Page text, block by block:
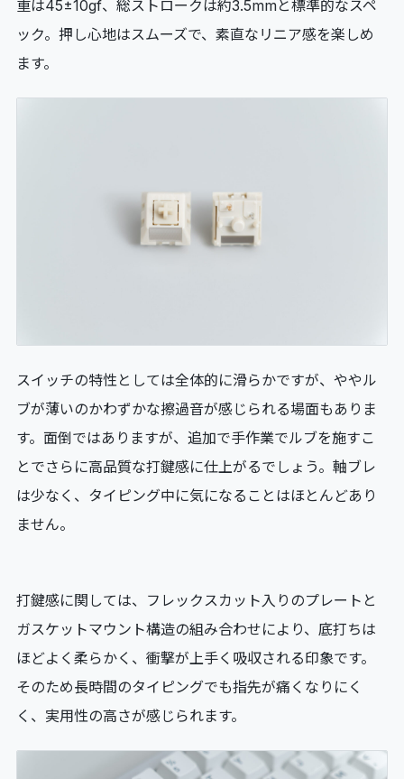
重は45±10gf、総ストロークは約3.5mmと標準的なスペ
ック。押し心地はスムーズで、素直なリニア感を楽しめ
ます。
スイッチの特性としては全体的に滑らかですが、ややル
ブが薄いのかわずかな擦過音が感じられる場面もありま
す。面倒ではありますが、追加で手作業でルブを施すこ
とでさらに高品質な打鍵感に仕上がるでしょう。軸ブレ
は少なく、タイピング中に気になることはほとんどあり
ません。
打鍵感に関しては、フレックスカット入りのプレートと
ガスケットマウント構造の組み合わせにより、底打ちは
ほどよく柔らかく、衝撃が上手く吸収される印象です。
そのため長時間のタイピングでも指先が痛くなりにく
く、実用性の高さが感じられます。